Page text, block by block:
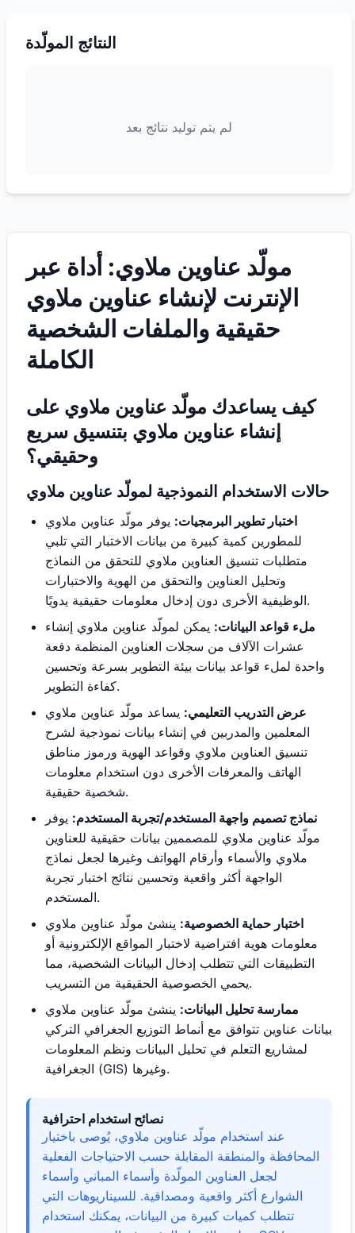
النتائج المولّدة
لم يتم توليد نتائج بعد
مولّد عناوين ملاوي: أداة عبر
الإنترنت لإنشاء عناوين ملاوي
حقيقية والملفات الشخصية
الكاملة
كيف يساعدك مولّد عناوين ملاوي على
إنشاء عناوين ملاوي بتنسيق سريع
وحقيقي؟
حالات الاستخدام النموذجية لمولّد عناوين ملاوي
اختبار تطوير البرمجيات: يوفر مولّد عناوين ملاوي
للمطورين كمية كبيرة من بيانات الاختبار التي تلبي
متطلبات تنسيق العناوين ملاوي للتحقق من النماذج
وتحليل العناوين والتحقق من الهوية والاختبارات
الوظيفية الأخرى دون إدخال معلومات حقيقية يدويًا.
ملء قواعد البيانات: يمكن لمولّد عناوين ملاوي إنشاء
عشرات الآلاف من سجلات العناوين المنظمة دفعة
واحدة لملء قواعد بيانات بيئة التطوير بسرعة وتحسين
كفاءة التطوير.
عرض التدريب التعليمي: يساعد مولّد عناوين ملاوي
المعلمين والمدربين في إنشاء بيانات نموذجية لشرح
تنسيق العناوين ملاوي وقواعد الهوية ورموز مناطق
الهاتف والمعرفات الأخرى دون استخدام معلومات
شخصية حقيقية.
نماذج تصميم واجهة المستخدم/تجربة المستخدم: يوفر
مولّد عناوين ملاوي للمصممين بيانات حقيقية للعناوين
ملاوي والأسماء وأرقام الهواتف وغيرها لجعل نماذج
الواجهة أكثر واقعية وتحسين نتائج اختبار تجربة
المستخدم.
اختبار حماية الخصوصية: ينشئ مولّد عناوين ملاوي
معلومات هوية افتراضية لاختبار المواقع الإلكترونية أو
التطبيقات التي تتطلب إدخال البيانات الشخصية، مما
يحمي الخصوصية الحقيقية من التسريب.
ممارسة تحليل البيانات: ينشئ مولّد عناوين ملاوي
بيانات عناوين تتوافق مع أنماط التوزيع الجغرافي التركي
لمشاريع التعلم في تحليل البيانات ونظم المعلومات
الجغرافية (GIS) وغيرها.
نصائح استخدام احترافية
عند استخدام مولّد عناوين ملاوي، يُوصى باختيار
المحافظة والمنطقة المقابلة حسب الاحتياجات الفعلية
لجعل العناوين المولّدة وأسماء المباني وأسماء
الشوارع أكثر واقعية ومصداقية. للسيناريوهات التي
تتطلب كميات كبيرة من البيانات، يمكنك استخدام